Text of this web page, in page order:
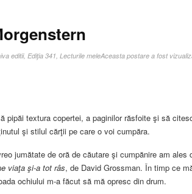
editii,Ediţia 341,Lecturile meleAceasta postare a fost
pipăi textura copertei, a paginilor răsfoite şi să
şi stilul cărţii pe care o voi cumpăra.
jumătate de oră de căutare şi cumpănire am ales
viaţa şi-a tot râs, de David Grossman. În timp ce
ochiului m-a făcut să mă opresc din drum.